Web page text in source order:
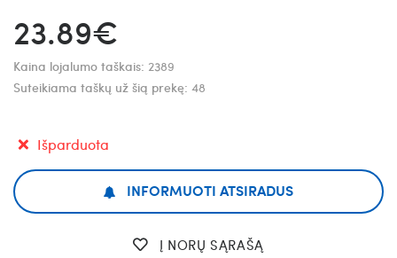
23.89€
Kaina lojalumo taškais: 2389
Suteikiama taškų už šią prekę: 48
Išparduota
INFORMUOTI ATSIRADUS
Į NORŲ SĄRAŠĄ